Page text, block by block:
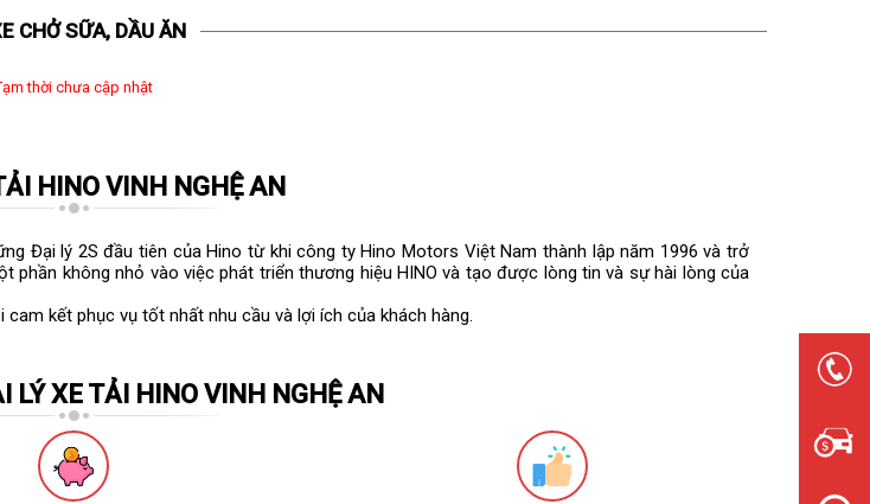
CHỞ SỮA, DẦU ĂN
thời chưa cập nhật
HINO VINH NGHỆ AN
Đại lý 2S đầu tiên của Hino từ khi công ty Hino Motors Việt Nam thành lập năm 1996 và trở
không nhỏ vào việc phát triển thương hiệu HINO và tạo được lòng tin và sự hài lòng của
cam kết phục vụ tốt nhất nhu cầu và lợi ích của khách hàng.
LÝ XE TẢI HINO VINH NGHỆ AN